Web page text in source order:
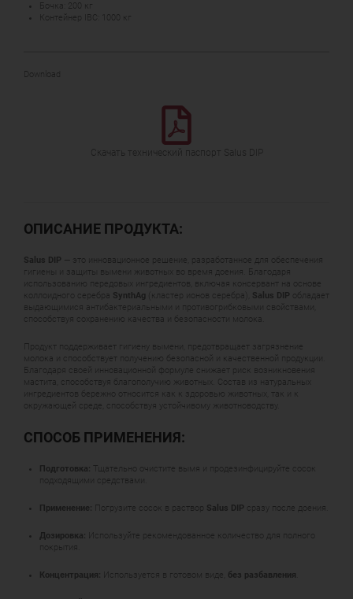
Бочка: 200 кг
Контейнер IBC: 1000 кг
Download
Скачать технический паспорт Salus DIP
ОПИСАНИЕ ПРОДУКТА:
Salus DIP — это инновационное решение, разработанное для обеспечения
гигиены и защиты вымени животных во время доения. Благодаря
использованию передовых ингредиентов, включая консервант на основе
коллоидного серебра SynthAg (кластер ионов серебра), Salus DIP обладает
выдающимися антибактериальными и противогрибковыми свойствами,
способствуя сохранению качества и безопасности молока.
Продукт поддерживает гигиену вымени, предотвращает загрязнение
молока и способствует получению безопасной и качественной продукции.
Благодаря своей инновационной формуле снижает риск возникновения
мастита, способствуя благополучию животных. Состав из натуральных
ингредиентов бережно относится как к здоровью животных, так и к
окружающей среде, способствуя устойчивому животноводству.
СПОСОБ ПРИМЕНЕНИЯ:
Подготовка: Тщательно очистите вымя и продезинфицируйте сосок
подходящими средствами.
Применение: Погрузите сосок в раствор Salus DIP сразу после доения.
Дозировка: Используйте рекомендованное количество для полного
покрытия.
Концентрация: Используется в готовом виде, без разбавления